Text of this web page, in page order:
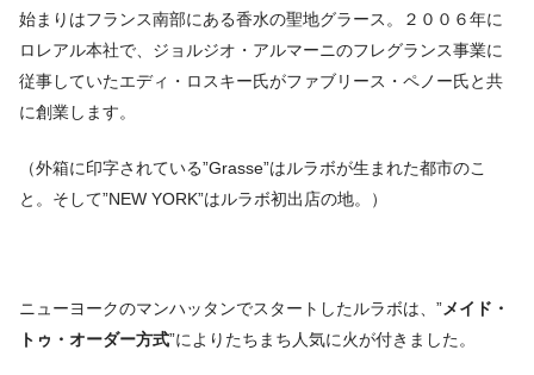
始まりはフランス南部にある香水の聖地グラース。２００６年に
ロレアル本社で、ジョルジオ・アルマーニのフレグランス事業に
従事していたエディ・ロスキー氏がファブリース・ペノー氏と共
に創業します。
（外箱に印字されている”Grasse”はルラボが生まれた都市のこ
と。そして”NEW YORK”はルラボ初出店の地。）
ニューヨークのマンハッタンでスタートしたルラボは、”メイド・
トゥ・オーダー方式”によりたちまち人気に火が付きました。